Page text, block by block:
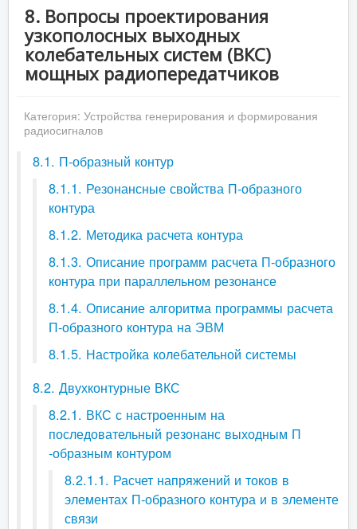
8. Вопросы проектирования
узкополосных выходных
колебательных систем (ВКС)
мощных радиопередатчиков
Категория: Устройства генерирования и формирования
радиосигналов
8.1. П-образный контур
8.1.1. Резонансные свойства П-образного
контура
8.1.2. Методика расчета контура
8.1.3. Описание программ расчета П-образного
контура при параллельном резонансе
8.1.4. Описание алгоритма программы расчета
П-образного контура на ЭВМ
8.1.5. Настройка колебательной системы
8.2. Двухконтурные ВКС
8.2.1. ВКС с настроенным на
последовательный резонанс выходным П
-образным контуром
8.2.1.1. Расчет напряжений и токов в
элементах П-образного контура и в элементе
связи